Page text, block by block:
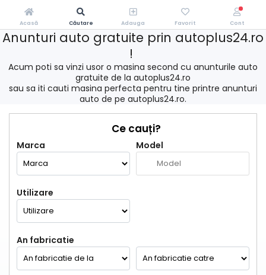
Anunturi auto gratuite prin autoplus24.ro
!
Acum poti sa vinzi usor o masina second cu anunturile auto
gratuite de la autoplus24.ro
sau sa iti cauti masina perfecta pentru tine printre anunturi
auto de pe autoplus24.ro.
Ce cauți?
Marca Model
Utilizare
An fabricatie
Acasă Căutare Adauga Favorit Cont